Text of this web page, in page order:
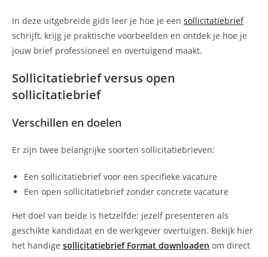
In deze uitgebreide gids leer je hoe je een sollicitatiebrief
schrijft, krijg je praktische voorbeelden en ontdek je hoe je
jouw brief professioneel en overtuigend maakt.
Sollicitatiebrief versus open
sollicitatiebrief
Verschillen en doelen
Er zijn twee belangrijke soorten sollicitatiebrieven:
Een sollicitatiebrief voor een specifieke vacature
Een open sollicitatiebrief zonder concrete vacature
Het doel van beide is hetzelfde: jezelf presenteren als
geschikte kandidaat en de werkgever overtuigen. Bekijk hier
het handige sollicitatiebrief Format downloaden om direct